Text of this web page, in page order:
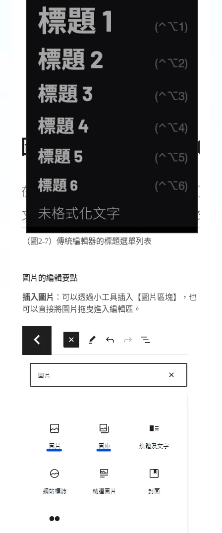
（圖2-7）傳統編輯器的標題選單列表
圖片的編輯要點
插入圖片 ：可以透過小工具插入【圖片區塊】，也
可以直接將圖片拖曳進入編輯區。